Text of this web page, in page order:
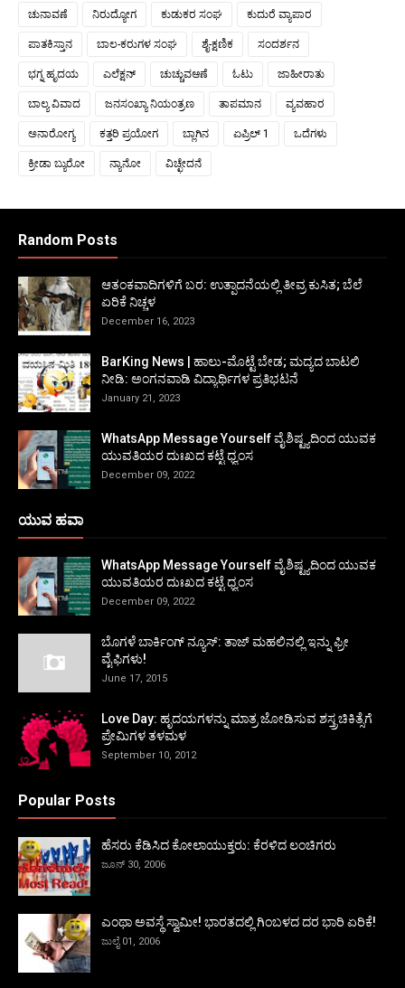
ಚುನಾವಣೆ ನಿರುದ್ಯೋಗ ಕುಡುಕರ ಸಂಘ ಕುದುರೆ ವ್ಯಾಪಾರ
ಪಾತಕಿಸ್ತಾನ ಬಾಲ-ಕರುಗಳ ಸಂಘ ಶೈ-ಕ್ಷಣಿಕ ಸಂದರ್ಶನ
ಭಗ್ನ ಹೃದಯ ಎಲೆಕ್ಷನ್ ಚುಚ್ಚುವಆಣೆ ಓಟು ಜಾಹೀರಾತು
ಬಾಲ್ಯ ವಿವಾದ ಜನಸಂಖ್ಯಾ ನಿಯಂತ್ರಣ ತಾಪಮಾನ ವ್ಯವಹಾರ
ಅನಾರೋಗ್ಯ ಕತ್ತರಿ ಪ್ರಯೋಗ ಬ್ಲಾಗಿನ ಏಪ್ರಿಲ್ 1 ಒದೆಗಳು
ಕ್ರೀಡಾ ಬ್ಯುರೋ ನ್ಯಾನೋ ವಿಚ್ಛೇದನೆ
Random Posts
ಆತಂಕವಾದಿಗಳಿಗೆ ಬರ: ಉತ್ಪಾದನೆಯಲ್ಲಿ ತೀವ್ರ ಕುಸಿತ; ಬೆಲೆ
ಏರಿಕೆ ನಿಚ್ಚಳ
December 16, 2023
BarKing News | ಹಾಲು-ಮೊಟ್ಟೆ ಬೇಡ; ಮದ್ಯದ ಬಾಟಲಿ
ನೀಡಿ: ಅಂಗನವಾಡಿ ವಿದ್ಯಾರ್ಥಿಗಳ ಪ್ರತಿಭಟನೆ
January 21, 2023
WhatsApp Message Yourself ವೈಶಿಷ್ಟ್ಯದಿಂದ ಯುವಕ
ಯುವತಿಯರ ದುಃಖದ ಕಟ್ಟೆ ಧ್ವಂಸ
December 09, 2022
ಯುವ ಹವಾ
WhatsApp Message Yourself ವೈಶಿಷ್ಟ್ಯದಿಂದ ಯುವಕ
ಯುವತಿಯರ ದುಃಖದ ಕಟ್ಟೆ ಧ್ವಂಸ
December 09, 2022
ಬೊಗಳೆ ಬಾರ್ಕಿಂಗ್ ನ್ಯೂಸ್: ತಾಜ್ ಮಹಲಿನಲ್ಲಿ ಇನ್ನು ಫ್ರೀ
ವೈಫಿಗಳು!
June 17, 2015
Love Day: ಹೃದಯಗಳನ್ನು ಮಾತ್ರ ಜೋಡಿಸುವ ಶಸ್ತ್ರಚಿಕಿತ್ಸೆಗೆ
ಪ್ರೇಮಿಗಳ ತಳಮಳ
September 10, 2012
Popular Posts
ಹೆಸರು ಕೆಡಿಸಿದ ಕೋಲಾಯುಕ್ತರು: ಕೆರಳಿದ ಲಂಚಿಗರು
ಜೂನ್ 30, 2006
ಎಂಥಾ ಅವಸ್ಥೆ ಸ್ವಾಮೀ! ಭಾರತದಲ್ಲಿ ಗಿಂಬಳದ ದರ ಭಾರಿ ಏರಿಕೆ!
ಜುಲೈ 01, 2006